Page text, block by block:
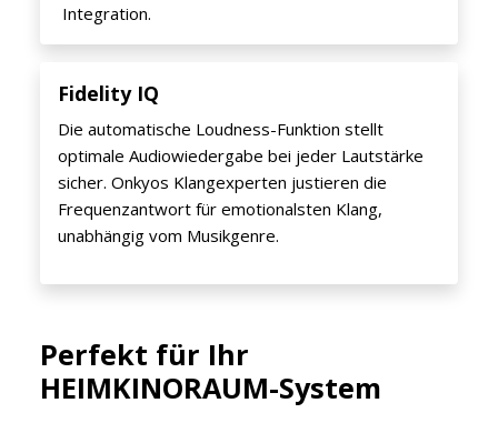
Integration.
Fidelity IQ
Die automatische Loudness-Funktion stellt
optimale Audiowiedergabe bei jeder Lautstärke
sicher. Onkyos Klangexperten justieren die
Frequenzantwort für emotionalsten Klang,
unabhängig vom Musikgenre.
Perfekt für Ihr
HEIMKINORAUM-System